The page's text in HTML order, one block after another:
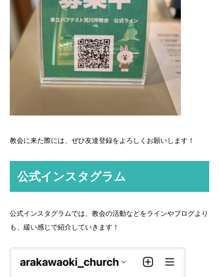
教会に来た際には、ぜひ友達登録をよろしくお願いします！
公式インスタグラム
公式インスタグラムでは、教会の活動などをラインやブログより
も、緩い感じで紹介していきます！